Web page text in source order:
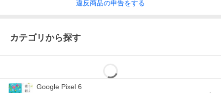
違反商品の申告をする
カテゴリから探す
Google Pixel 6